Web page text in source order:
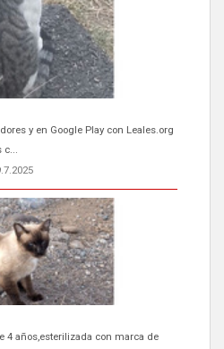
4 años,esterilizada con marca de
TEROR GRAN CANARIA
a Los Gatos callejeros de la zona los